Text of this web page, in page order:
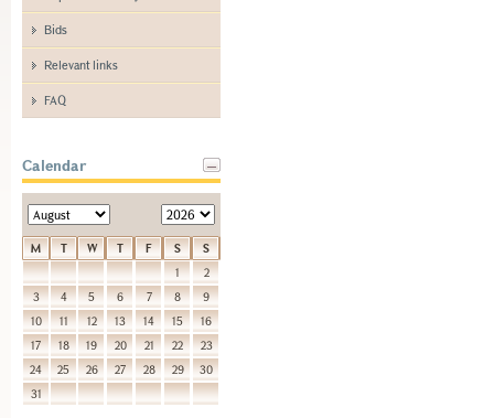
Bids
Relevant links
FAQ
Calendar
M T W T F S
S
1
2
3
4 5 6 7 8
9
10
11 12 13 14 15
16
17
18 19 20 21 22
23
24
25 26 27 28 29
30
31